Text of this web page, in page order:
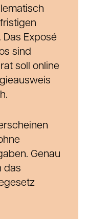
Exposé
sind
soll online
Genau
das